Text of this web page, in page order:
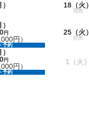
18 （火）
完売
円
円）
予約
25 （火）
完売
円
円）
予約
1 （火）